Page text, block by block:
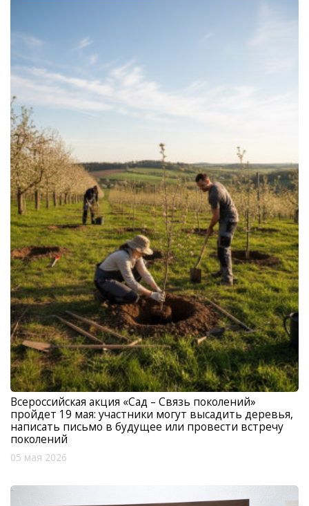
Всероссийская акция «Сад – Связь поколений»
пройдет 19 мая: участники могут высадить деревья,
написать письмо в будущее или провести встречу
поколений
05 мая 2026